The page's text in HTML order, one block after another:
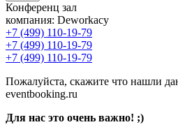
Конференц зал
компания: Deworkacy
+7 (499) 110-19-79
+7 (499) 110-19-79
+7 (499) 110-19-79
Пожалуйста, скажите что нашли
eventbooking.ru
Для нас это очень важно! ;)